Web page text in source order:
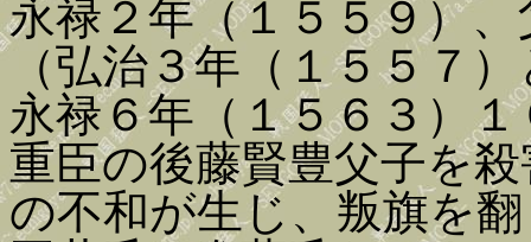
永禄２年（１５５９）
（弘治３年（１５５７
永禄６年（１５６３）
重臣の後藤賢豊父子を
の不和が生じ、叛旗を